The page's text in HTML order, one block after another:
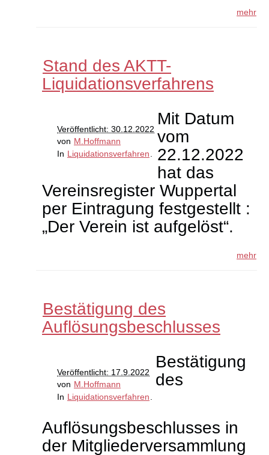
mehr
Stand des AKTT-
Liquidationsverfahrens
Veröffentlicht: 30.12.2022
von M.Hoffmann
In Liquidationsverfahren
Mit Datum
vom
22.12.2022
hat das
Vereinsregister Wuppertal
per Eintragung festgestellt :
„Der Verein ist aufgelöst“.
mehr
Bestätigung des
Auflösungsbeschlusses
Veröffentlicht: 17.9.2022
von M.Hoffmann
In Liquidationsverfahren.
Bestätigung
des
Auflösungsbeschlusses in
der Mitgliederversammlung